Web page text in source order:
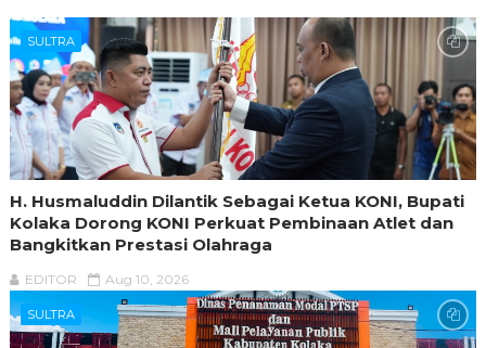
SULTRA
H. Husmaluddin Dilantik Sebagai Ketua KONI, Bupati
Kolaka Dorong KONI Perkuat Pembinaan Atlet dan
Bangkitkan Prestasi Olahraga
EDITOR Aug 10, 2026
SULTRA